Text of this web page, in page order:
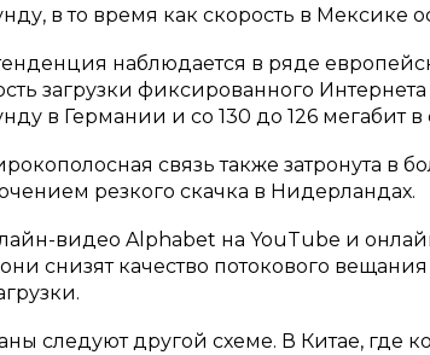
в то время как скорость в Мексике
наблюдается в ряде
загрузки фиксированного
в Германии и со 130 до 126 мегабит
связь также затронута в
резкого скачка в Нидерландах.
видео Alphabet на YouTube и
снизят качество потокового
следуют другой схеме. В Китае, где